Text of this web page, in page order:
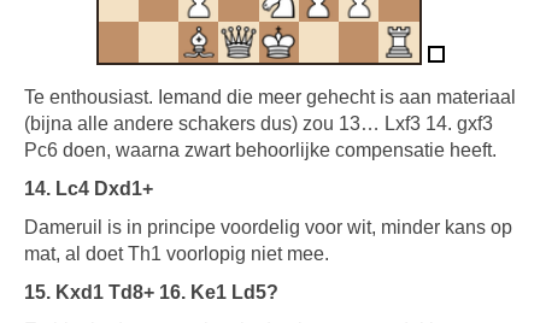
Te enthousiast. Iemand die meer gehecht is aan materiaal
(bijna alle andere schakers dus) zou 13… Lxf3 14. gxf3
Pc6 doen, waarna zwart behoorlijke compensatie heeft.
14. Lc4 Dxd1+
Dameruil is in principe voordelig voor wit, minder kans op
mat, al doet Th1 voorlopig niet mee.
15. Kxd1 Td8+ 16. Ke1 Ld5?